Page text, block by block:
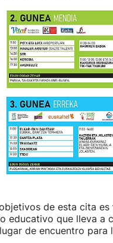
de esta cita es
educativo que lleva a
de encuentro para